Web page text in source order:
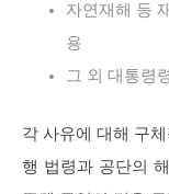
자연재해 등
용
그 외 대통령
각 사유에 대해 구
행 법령과 공단의